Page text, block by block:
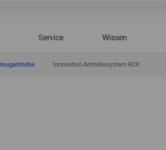
Service Wissen
Innovation Antriebssystem RCK